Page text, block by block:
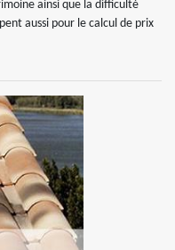
ainsi que la difficulté
aussi pour le calcul de prix